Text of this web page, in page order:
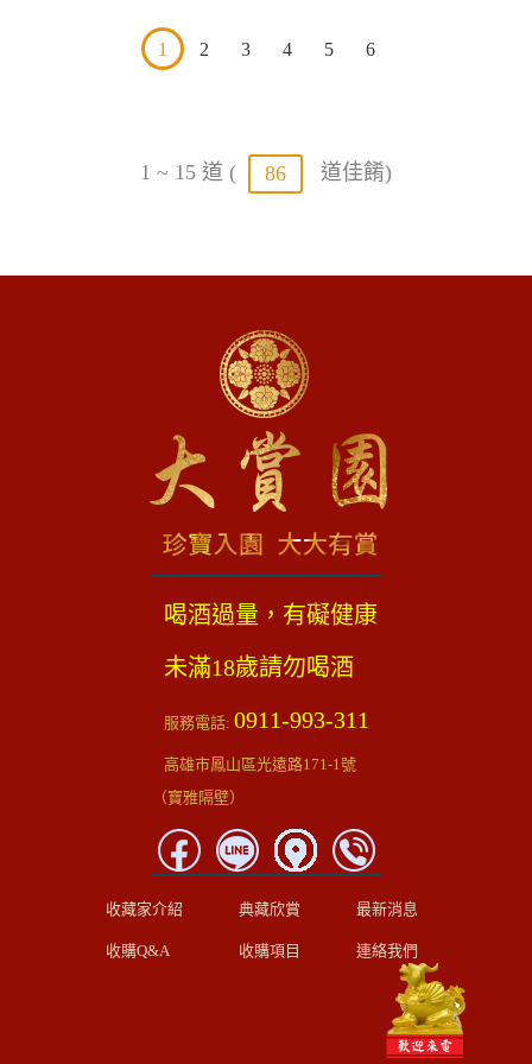
1 2 3 4 5 6
1 ~ 15 道 ( 86 道佳餚)
喝酒過量，有礙健康
未滿18歲請勿喝酒
服務電話: 0911-993-311
高雄市鳳山區光遠路171-1號
（寶雅隔壁）
收藏家介紹
收購Q&A
典藏欣賞
收購項目
最新消息
連絡我們